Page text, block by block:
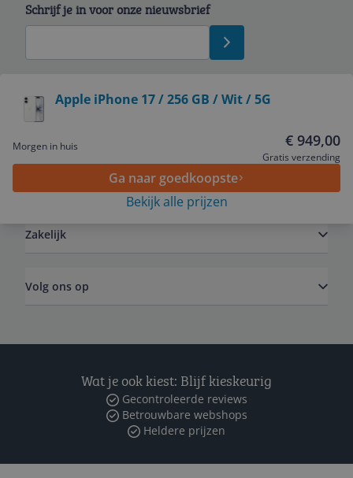
Apple iPhone 17 / 256 GB / Wit / 5G
Morgen in huis € 949,00
Gratis verzending
Ga naar goedkoopste
Bekijk alle prijzen
Schrijf je in voor onze nieuwsbrief
Zakelijk
Volg ons op
Wat je ook kiest: Blijf kieskeurig
Gecontroleerde reviews
Betrouwbare webshops
Heldere prijzen